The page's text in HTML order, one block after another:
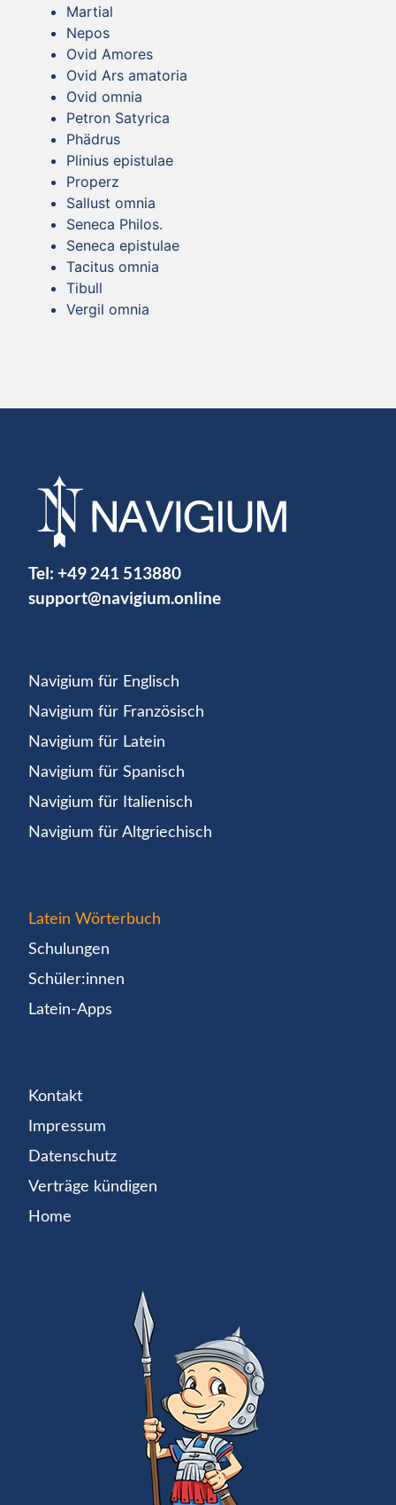
Martial
Nepos
Ovid Amores
Ovid Ars amatoria
Ovid omnia
Petron Satyrica
Phädrus
Plinius epistulae
Properz
Sallust omnia
Seneca Philos.
Seneca epistulae
Tacitus omnia
Tibull
Vergil omnia
Tel: +49 241 513880
support@navigium.online
Navigium für Englisch
Navigium für Französisch
Navigium für Latein
Navigium für Spanisch
Navigium für Italienisch
Navigium für Altgriechisch
Latein Wörterbuch
Schulungen
Schüler:innen
Latein-Apps
Kontakt
Impressum
Datenschutz
Verträge kündigen
Home